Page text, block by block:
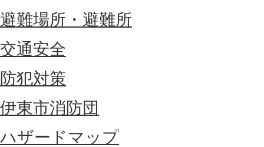
避難場所・避難所
交通安全
防犯対策
伊東市消防団
ハザードマップ